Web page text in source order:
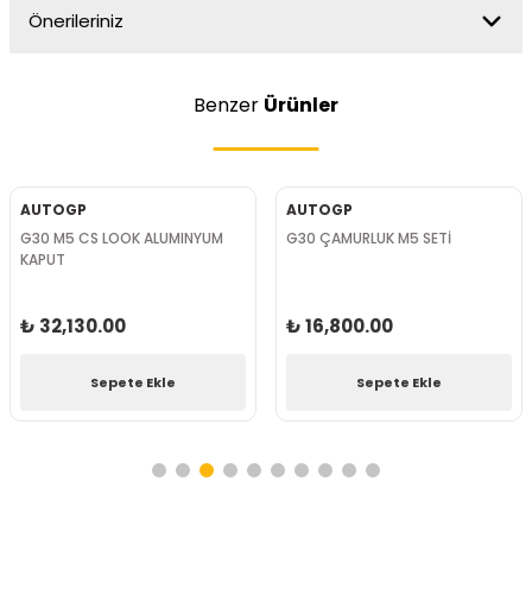
Önerileriniz
Benzer Ürünler
AUTOGP
G30 M5 CS LOOK ALUMINYUM
KAPUT
₺ 32,130.00
Sepete Ekle
AUTOGP
G30 ÇAMURLUK M5 SETİ
₺ 16,800.00
Sepete Ekle